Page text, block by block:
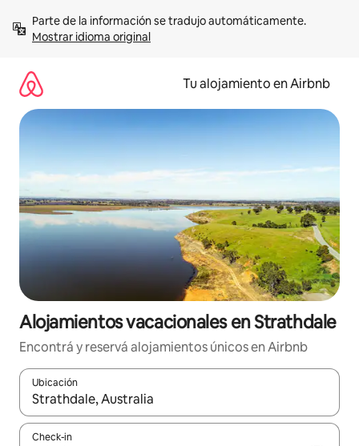
contenidoMostrar idioma original
Tu alojamiento en Airbnb
Alojamientos vacacionales en Strathdale
Encontrá y reservá alojamientos únicos en Airbnb
Ubicación
Cuando los resultados estén disponibles, navegá con las
Check-in